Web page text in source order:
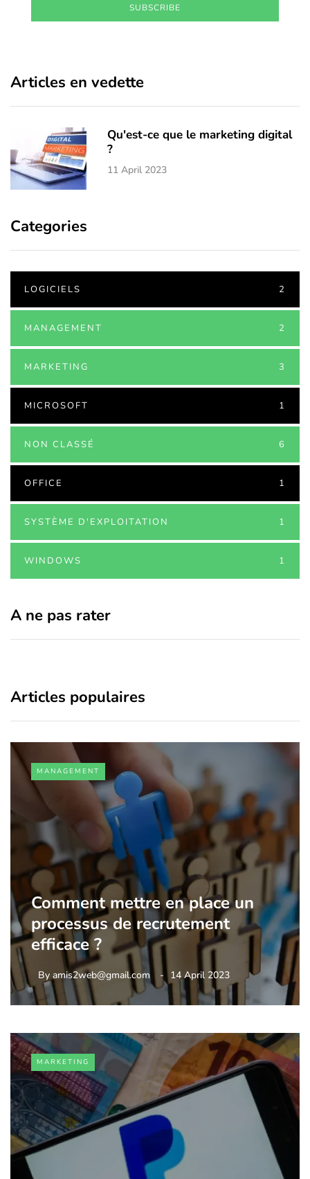
SUBSCRIBE
Articles en vedette
Qu'est-ce que le marketing digital
?
11 April 2023
Categories
LOGICIELS 2
MANAGEMENT 2
MARKETING 3
MICROSOFT 1
NON CLASSÉ 6
OFFICE 1
SYSTÈME D'EXPLOITATION 1
WINDOWS 1
A ne pas rater
Articles populaires
MANAGEMENT
Comment mettre en place un
processus de recrutement
efficace ?
By amis2web@gmail.com 14 April 2023
MARKETING